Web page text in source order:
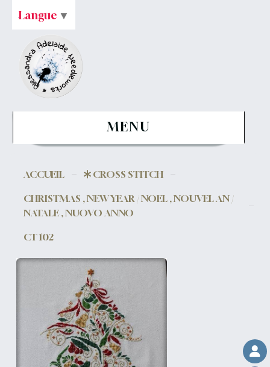
MENU
ACCUEIL
CROSS STITCH
CHRISTMAS , NEW YEAR / NOEL , NOUVEL AN /
NATALE , NUOVO ANNO
CT 102
Langue ▼